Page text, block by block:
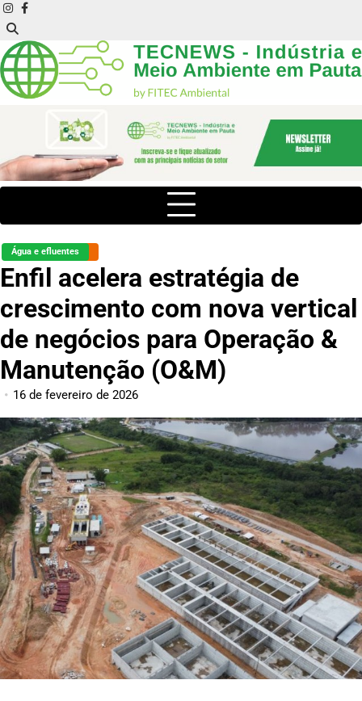
Skip
to
content
instagram
facebook
Água e efluentes
Enfil acelera estratégia de
crescimento com nova vertical
de negócios para Operação &
Manutenção (O&M)
16 de fevereiro de 2026